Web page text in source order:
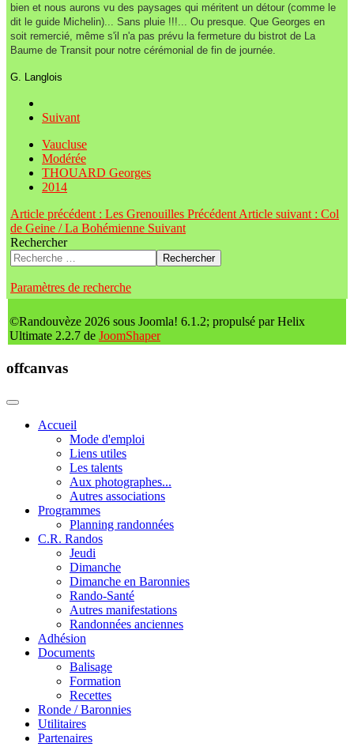
bien et nous aurons vu des paysages qui méritent un détour (comme le
dit le guide Michelin)... Sans pluie !!!... Ou presque. Que Georges en
soit remercié, même s'il n'a pas prévu la fermeture du bistrot de La
Baume de Transit pour notre cérémonial de fin de journée.
G. Langlois
Suivant
Vaucluse
Modérée
THOUARD Georges
2014
Article précédent : Les Grenouilles Précédent Article suivant : Col
de Geine / La Bohémienne Suivant
Rechercher
Rechercher
Paramètres de recherche
©Randouvèze 2026 sous Joomla! 6.1.2; propulsé par Helix
Ultimate 2.2.7 de JoomShaper
offcanvas
Accueil
Mode d'emploi
Liens utiles
Les talents
Aux photographes...
Autres associations
Programmes
Planning randonnées
C.R. Randos
Jeudi
Dimanche
Dimanche en Baronnies
Rando-Santé
Autres manifestations
Randonnées anciennes
Adhésion
Documents
Balisage
Formation
Recettes
Ronde / Baronnies
Utilitaires
Partenaires